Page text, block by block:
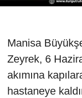
Manisa
Zeyrek, 6
akımına
hastaneye